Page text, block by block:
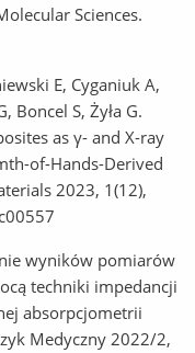
Sciences.
E, Cyganiuk A,
Boncel S, Żyła G.
as γ- and X-ray
of-Hands-Derived
2023, 1(12),
wyników pomiarów
techniki impedancji
absorpcjometrii
Medyczny 2022/2,